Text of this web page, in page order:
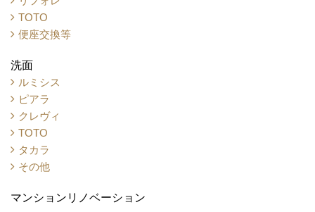
TOTO
便座交換等
洗面
ルミシス
ピアラ
クレヴィ
TOTO
タカラ
その他
マンションリノベーション